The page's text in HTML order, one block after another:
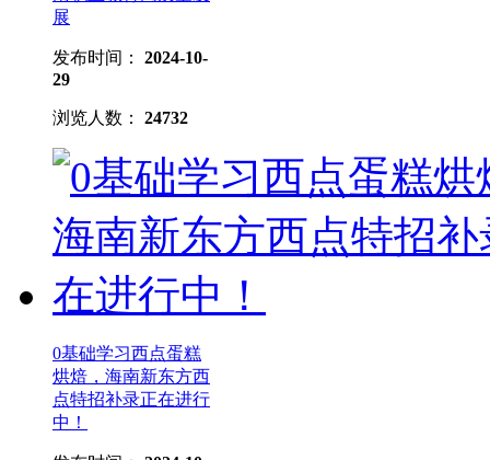
展
发布时间： 2024-10-
29
浏览人数： 24732
0基础学习西点蛋糕
烘焙，海南新东方西
点特招补录正在进行
中！